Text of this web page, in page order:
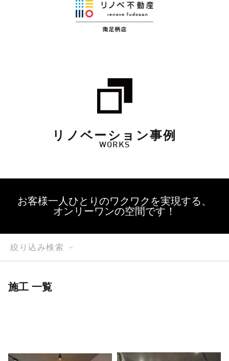
リノベーション事例
WORKS
お客様一人ひとりのワクワクを実現する、
オンリーワンの空間です！
絞り込み検索
施工 一覧